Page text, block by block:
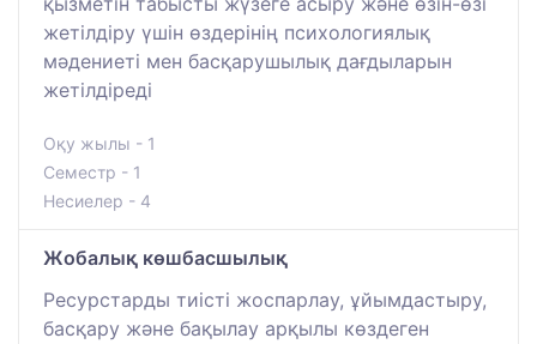
жетілдіру үшін өздерінің психологиялық
мәдениеті мен басқарушылық дағдыларын
жетілдіреді
Оқу жылы - 1
Семестр - 1
Несиелер - 4
Жобалық көшбасшылық
Ресурстарды тиісті жоспарлау, ұйымдастыру,
басқару және бақылау арқылы көздеген